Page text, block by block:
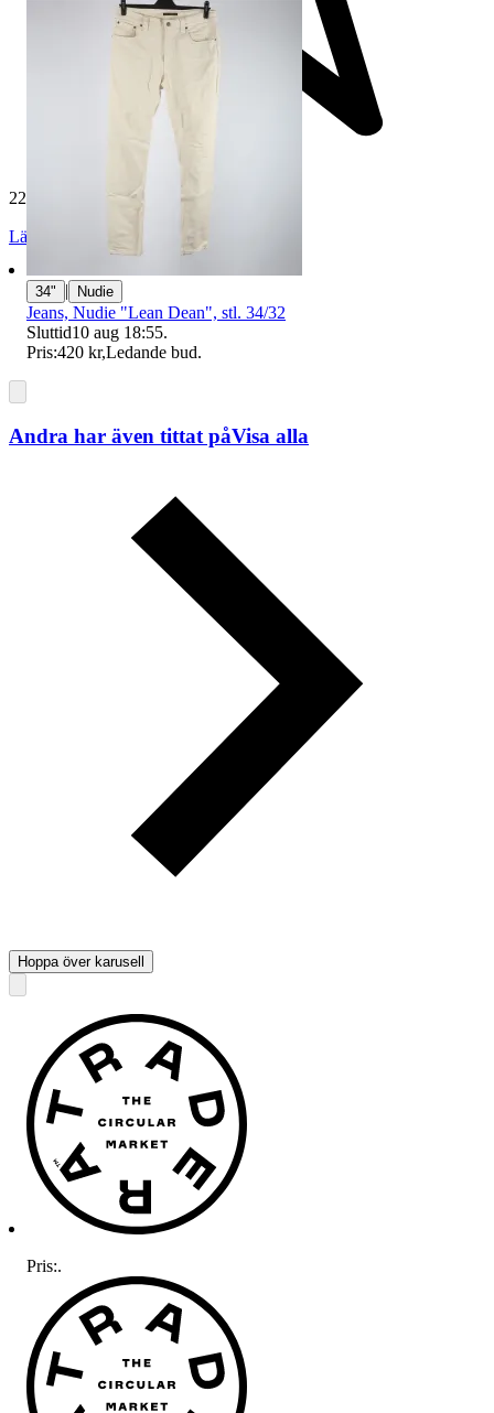
229 611 omdömen
Läs omdömen
34" | Nudie
Jeans, Nudie "Lean Dean", stl. 34/32
Sluttid10 aug 18:55.
Pris:420 kr,Ledande bud.
Andra har även tittat påVisa alla
Hoppa över karusell
Pris:.